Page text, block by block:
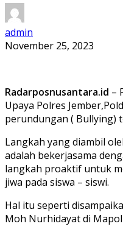
admin
November 25, 2023
Radarposnusantara.id –
Upaya Polres
perundungan ( Bullying)
Langkah yang diambil
adalah bekerjasama
langkah proaktif untuk
jiwa pada siswa – siswi.
Hal itu seperti
Moh Nurhidayat di